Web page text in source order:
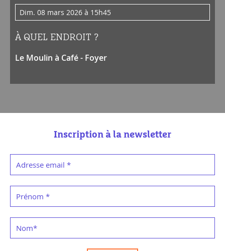
dim. 08 mars 2026 à 15h45
À QUEL ENDROIT ?
Le Moulin à Café - Foyer
Inscription à la newsletter
Adresse email *
Prénom *
Nom*